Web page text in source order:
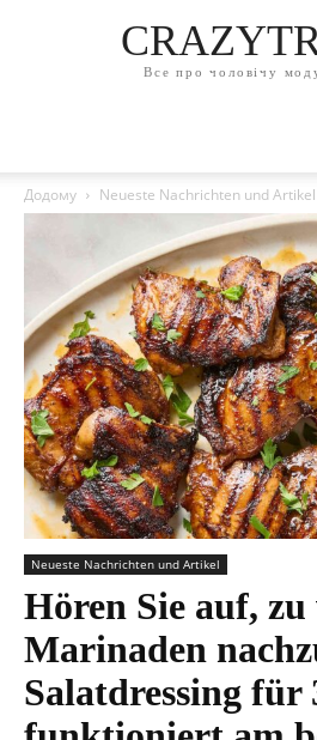
Все про чоловічу
Додому Neueste Nachrichten und Artikel
Neueste Nachrichten und Artikel
Hören Sie auf,
Marinaden
Salatdressing für